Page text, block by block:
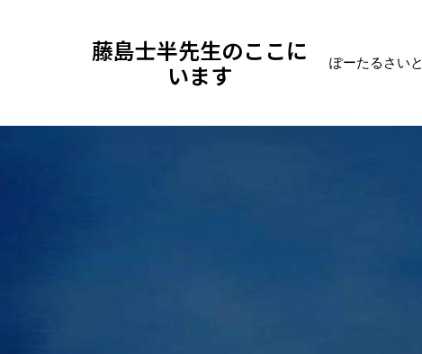
藤島士半先生のここに
います
ぽーたるさいと